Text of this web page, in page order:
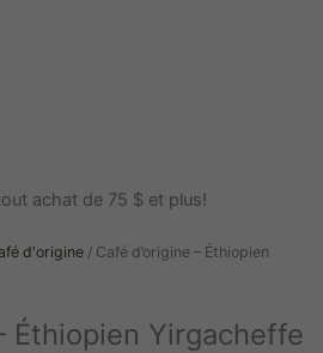
achat de 75 $ et plus!
d'origine / Café d’origine – Éthiopien
Éthiopien Yirgacheffe